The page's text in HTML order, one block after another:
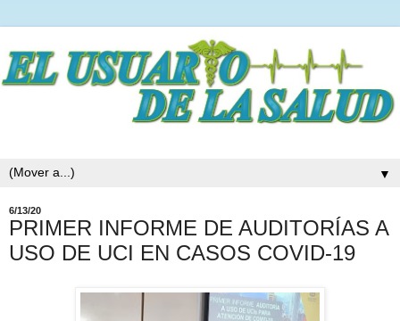
▼
6/13/20
PRIMER INFORME DE AUDITORÍAS A
USO DE UCI EN CASOS COVID-19